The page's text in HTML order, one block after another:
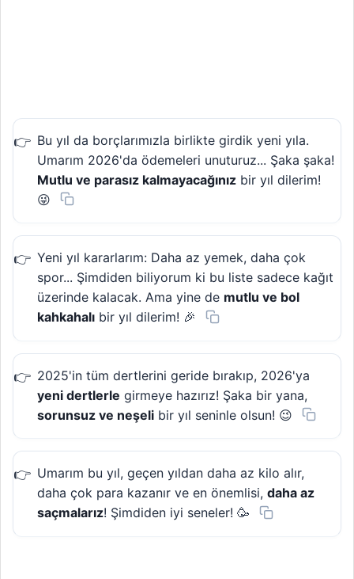
Bu yıl da borçlarımızla birlikte girdik yeni yıla.
Umarım 2026'da ödemeleri unuturuz... Şaka şaka!
Mutlu ve parasız kalmayacağınız bir yıl dilerim!
😜
Yeni yıl kararlarım: Daha az yemek, daha çok
spor... Şimdiden biliyorum ki bu liste sadece kağıt
üzerinde kalacak. Ama yine de mutlu ve bol
kahkahalı bir yıl dilerim! 🎉
2025'in tüm dertlerini geride bırakıp, 2026'ya
yeni dertlerle girmeye hazırız! Şaka bir yana,
sorunsuz ve neşeli bir yıl seninle olsun! 😉
Umarım bu yıl, geçen yıldan daha az kilo alır,
daha çok para kazanır ve en önemlisi, daha az
saçmalarız! Şimdiden iyi seneler! 🥳